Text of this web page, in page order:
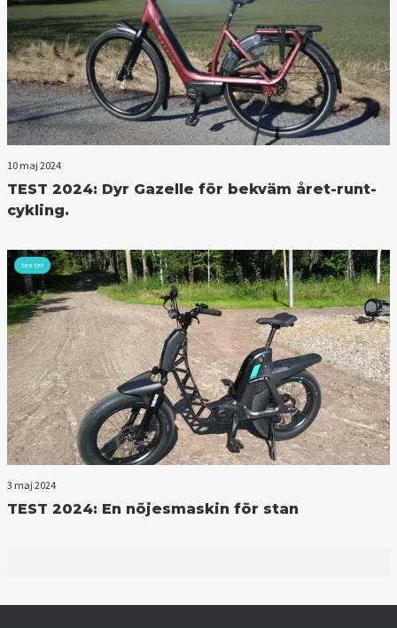
10 maj 2024
TEST 2024: Dyr Gazelle för bekväm året-runt-
cykling.
tester
3 maj 2024
TEST 2024: En nöjesmaskin för stan